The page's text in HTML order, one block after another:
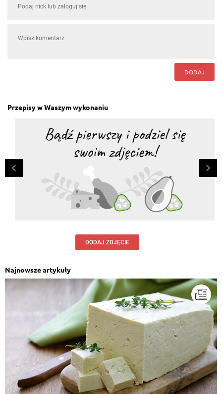
DODAJ
Przepisy w Waszym wykonaniu
DODAJ ZDJĘCIE
Najnowsze artykuły